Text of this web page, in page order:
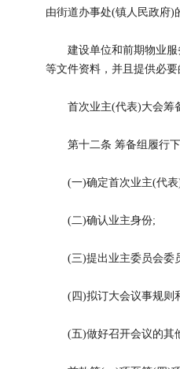
由街道办事处(镇人民政府)
建设单位和前期物业服
等文件资料，并且提供必要
首次业主(代表)大会筹备
第十二条 筹备组履行下
(一)确定首次业主(代表)
(二)确认业主身份;
(三)提出业主委员会委员
(四)拟订大会议事规则
(五)做好召开会议的其他